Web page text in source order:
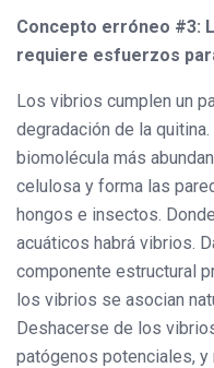
Concepto erróneo #3:
requiere esfuerzos
Los vibrios cumplen un
degradación de la
biomolécula más
celulosa y forma las
hongos e insectos.
acuáticos habrá vibrios.
componente estructural
los vibrios se asocian
Deshacerse de los
patógenos potenciales, y